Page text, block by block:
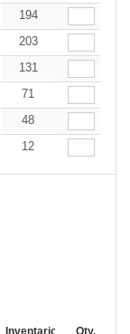
37.37
194
37.37
203
37.37
131
37.37
71
37.37
48
37.37
12
144-287 288 +
Inventario Qty.